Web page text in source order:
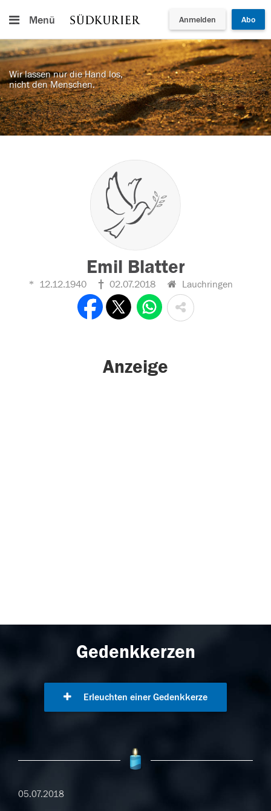
Menü Anmelden Abo
Wir lassen nur die Hand los,
nicht den Menschen.
Emil Blatter
12.12.1940 02.07.2018 Lauchringen
Anzeige
Gedenkkerzen
Erleuchten einer Gedenkkerze
05.07.2018